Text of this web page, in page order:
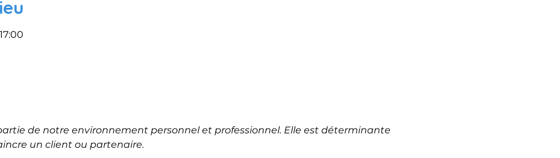
de notre environnement personnel et professionnel. Elle est déterminante
un client ou partenaire.